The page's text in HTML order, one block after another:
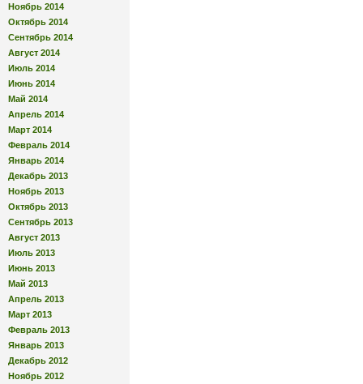
Ноябрь 2014
Октябрь 2014
Сентябрь 2014
Август 2014
Июль 2014
Июнь 2014
Май 2014
Апрель 2014
Март 2014
Февраль 2014
Январь 2014
Декабрь 2013
Ноябрь 2013
Октябрь 2013
Сентябрь 2013
Август 2013
Июль 2013
Июнь 2013
Май 2013
Апрель 2013
Март 2013
Февраль 2013
Январь 2013
Декабрь 2012
Ноябрь 2012